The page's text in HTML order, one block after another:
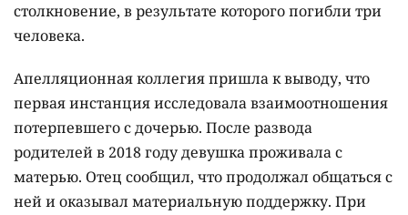
столкновение, в результате которого погибли три
человека.
Апелляционная коллегия пришла к выводу, что
первая инстанция исследовала взаимоотношения
потерпевшего с дочерью. После развода
родителей в 2018 году девушка проживала с
матерью. Отец сообщил, что продолжал общаться с
ней и оказывал материальную поддержку. При